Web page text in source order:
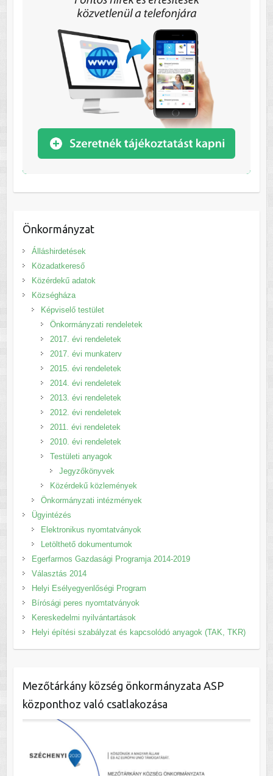
Önkormányzat
Álláshirdetések
Közadatkereső
Közérdekű adatok
Községháza
Képviselő testület
Önkormányzati rendeletek
2017. évi rendeletek
2017. évi munkaterv
2015. évi rendeletek
2014. évi rendeletek
2013. évi rendeletek
2012. évi rendeletek
2011. évi rendeletek
2010. évi rendeletek
Testületi anyagok
Jegyzőkönyvek
Közérdekű közlemények
Önkormányzati intézmények
Ügyintézés
Elektronikus nyomtatványok
Letölthető dokumentumok
Egerfarmos Gazdasági Programja 2014-2019
Választás 2014
Helyi Esélyegyenlőségi Program
Bírósági peres nyomtatványok
Kereskedelmi nyilvántartások
Helyi építési szabályzat és kapcsolódó anyagok (TAK, TKR)
Mezőtárkány község önkormányzata ASP
központhoz való csatlakozása